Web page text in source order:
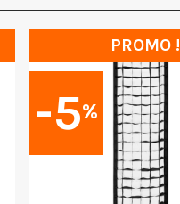
-5%
PROMO !